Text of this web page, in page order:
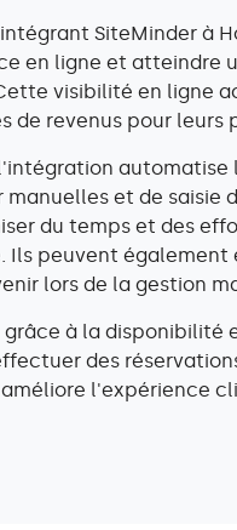
SiteMinder à
en ligne et atteindre
visibilité en ligne
de revenus pour leurs
et de saisie
du temps et des
peuvent également
lors de la gestion
à la disponibilité
des
l'expérience